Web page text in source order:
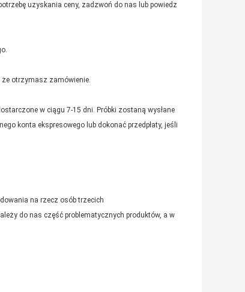
uzyskania ceny, zadzwoń do nas lub powiedz
że otrzymasz zamówienie.
w ciągu 7-15 dni. Próbki zostaną wysłane
konta ekspresowego lub dokonać przedpłaty, jeśli
na rzecz osób trzecich
do nas część problematycznych produktów, a w